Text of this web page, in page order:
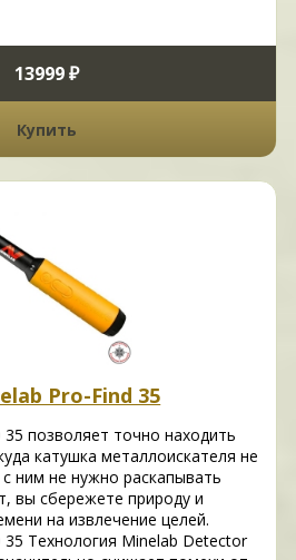
13999 ₽
Купить
Pro-Find 35
позволяет точно находить
катушка металлоискателя не
ним не нужно раскапывать
вы сбережете природу и
на извлечение целей.
Технология Minelab Detector